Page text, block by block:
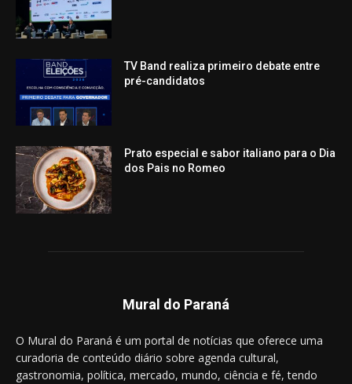
TV Band realiza primeiro debate entre
pré-candidatos
Prato especial e sabor italiano para o Dia
dos Pais no Romeo
Mural do Paraná
O Mural do Paraná é um portal de notícias que oferece uma
curadoria de conteúdo diário sobre agenda cultural,
gastronomia, política, mercado, mundo, ciência e fé, tendo